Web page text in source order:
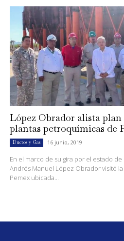
López Obrador alista
plantas petroquímicas de
Ductos y Gas 16 junio, 2019
En el marco de su gira por el estado
Andrés Manuel López Obrador visitó
Pemex ubicada...